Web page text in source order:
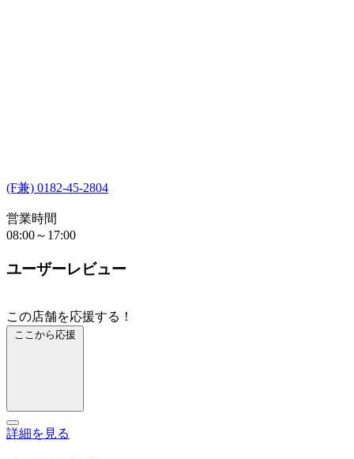
(F兼) 0182-45-2804
営業時間
08:00～17:00
ユーザーレビュー
この店舗を応援する！
ここから応援
詳細を見る